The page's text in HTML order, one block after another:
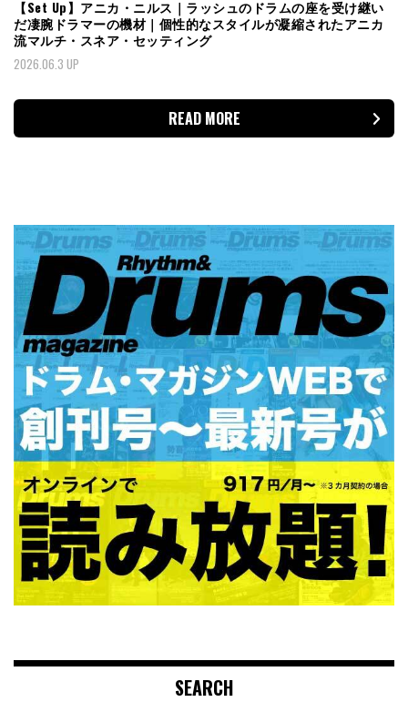
【Set Up】アニカ・ニルス｜ラッシュのドラムの座を受け継い
だ凄腕ドラマーの機材｜個性的なスタイルが凝縮されたアニカ
流マルチ・スネア・セッティング
2026.06.3 UP
READ MORE
SEARCH